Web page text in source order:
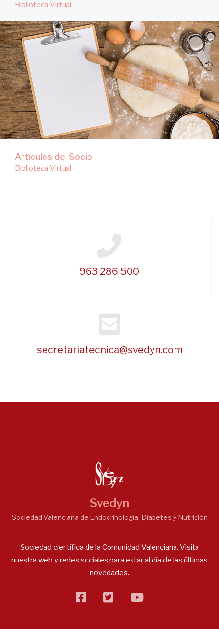
Biblioteca Virtual
Artículos del Socio
Biblioteca Virtual
963 286 500
secretariatecnica@svedyn.com
Svedyn
Sociedad Valenciana de Endocrinología, Diabetes y Nutrición
Sociedad científica de la Comunidad Valenciana. Visita
nuestra web y redes sociales para estar al día de las últimas
novedades.
facebooktwitterflickr